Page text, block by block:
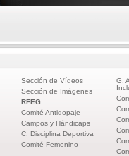
Sección de Vídeos
Sección de Imágenes
RFEG
Comité Antidopaje
Campos y Hándicaps
C. Disciplina Deportiva
Comité Femenino
G.